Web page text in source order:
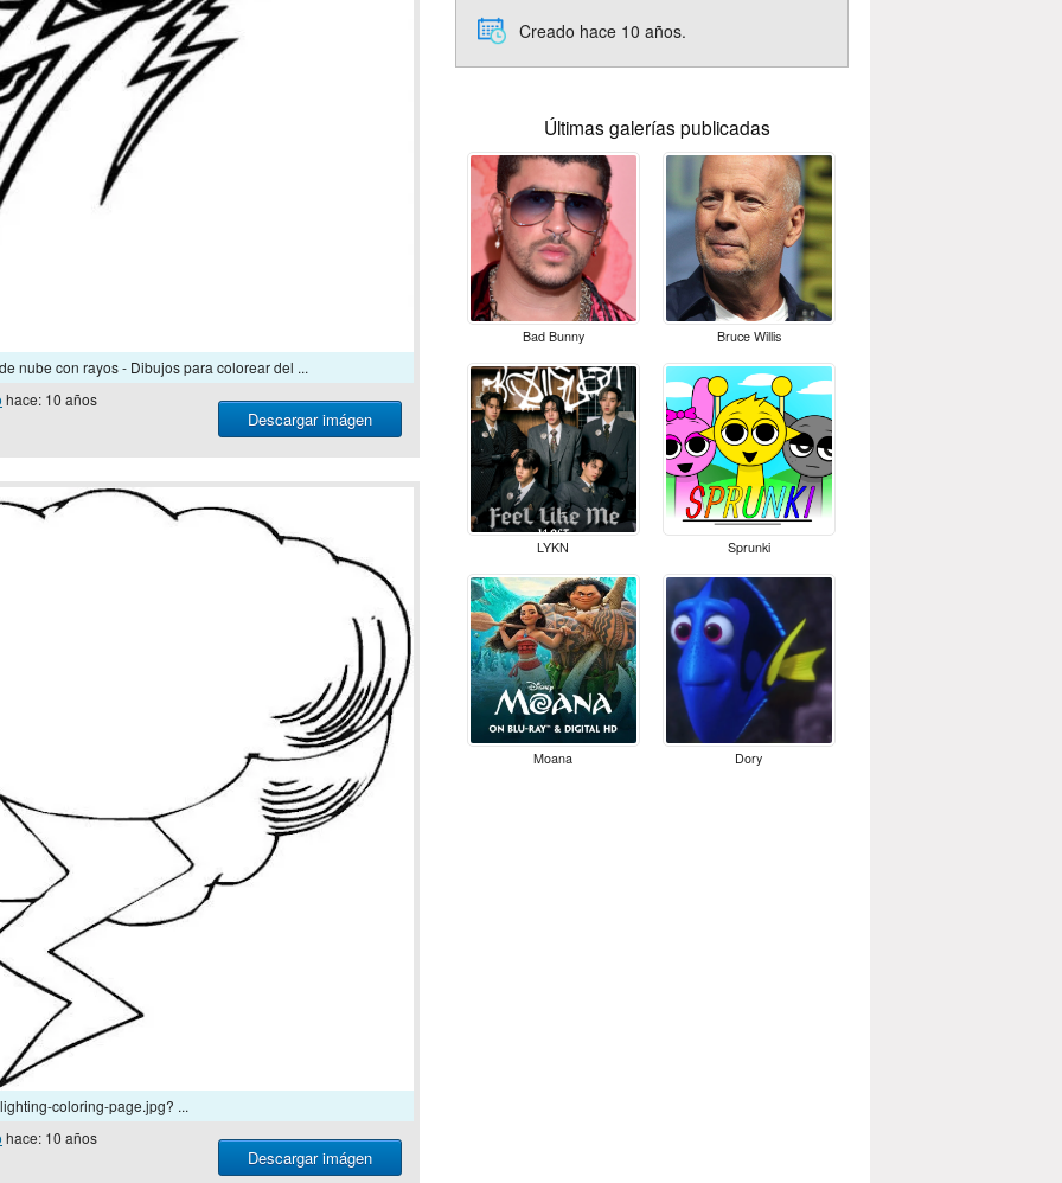
nube con rayos - Dibujos para colorear del ...
Descargar imágen
hace: 10 años
lighting-coloring-page.jpg? ...
Descargar imágen
hace: 10 años
Creado hace 10 años.
Últimas galerías publicadas
Bad Bunny Bruce Willis
LYKN Sprunki
Moana Dory